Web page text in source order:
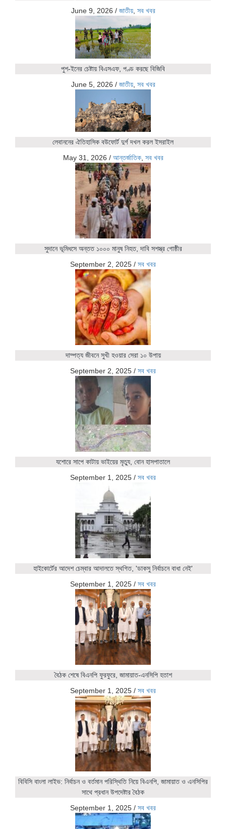
June 9, 2026 / জাতীয়, সব খবর
পুশ-ইনের চেষ্টায় বিএসএফ, পণ্ড করছে বিজিবি
June 5, 2026 / জাতীয়, সব খবর
লেবাননের ঐতিহাসিক বউফোর্ট দুর্গ দখল করল ইসরাইল
May 31, 2026 / আন্তর্জাতিক, সব খবর
সুদানে ভূমিধসে অন্তত ১০০০ মানুষ নিহত, দাবি সশস্ত্র গোষ্ঠীর
September 2, 2025 / সব খবর
দাম্পত্য জীবনে সুখী হওয়ার সেরা ১০ উপায়
September 2, 2025 / সব খবর
যশোরে সাপে কাটায় ভাইয়ের মৃত্যু, বোন হাসপাতালে
September 1, 2025 / সব খবর
হাইকোর্টের আদেশ চেম্বার আদালতে স্থগিত, 'ডাকসু নির্বাচনে বাধা নেই'
September 1, 2025 / সব খবর
বৈঠক শেষে বিএনপি ফুরফুরে, জামায়াত-এনসিপি হতাশ
September 1, 2025 / সব খবর
বিবিসি বাংলা লাইভ: নির্বাচন ও বর্তমান পরিস্থিতি নিয়ে বিএনপি, জামায়াত ও এনসিপির
সাথে প্রধান উপদেষ্টার বৈঠক
September 1, 2025 / সব খবর